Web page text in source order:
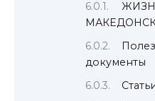
документы